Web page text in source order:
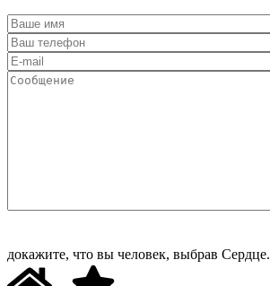
докажите, что вы человек, выбрав Сердце.